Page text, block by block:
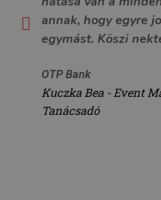
annak, hogy egyre
egymást. Köszi
OTP Bank
Kuczka Bea - Event
Tanácsadó
E